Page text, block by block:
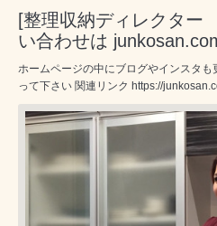
[整理収納ディレクタ
い合わせは
ホームページの中にブログやインスタ
って下さい 関連リンク https://